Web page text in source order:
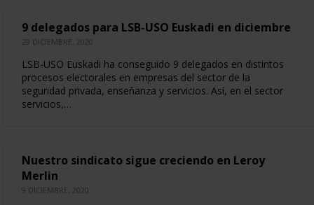
9 delegados para LSB-USO Euskadi en diciembre
29 DICIEMBRE, 2020
LSB-USO Euskadi ha conseguido 9 delegados en distintos
procesos electorales en empresas del sector de la
seguridad privada, enseñanza y servicios. Así, en el sector
servicios,…
Nuestro sindicato sigue creciendo en Leroy
Merlin
9 DICIEMBRE, 2020